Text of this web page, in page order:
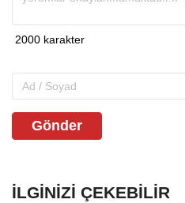
Gönder
İLGINIZI ÇEKEBILIR